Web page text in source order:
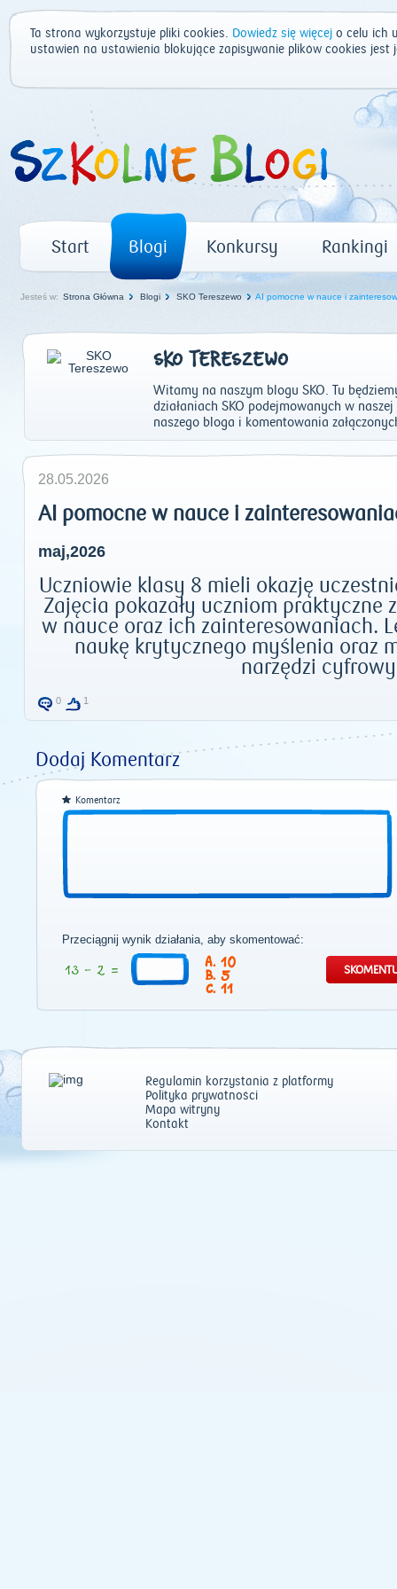
Ta strona wykorzystuje pliki cookies. Dowiedz się więcej o celu ich
ustawień na ustawienia blokujące zapisywanie plików cookies
Start Blogi Konkursy Rankingi
Jesteś w: Strona Główna Blogi SKO Tereszewo AI pomocne w nauce i
SKO TERESZEWO
Witamy na naszym blogu SKO. Tu
działaniach SKO podejmowanych w
naszego bloga i komentowania
28.05.2026
AI pomocne w nauce i
maj,2026
Uczniowie klasy 8 mieli okazję
Zajęcia pokazały uczniom
w nauce oraz ich zainteresowaniach.
naukę krytycznego myślenia oraz
narzędzi
0 1
Dodaj Komentarz
Komentarz
Przeciągnij wynik działania, aby skomentować:
10
5
11
Regulamin korzystania z platformy
Polityka prywatności
Mapa witryny
Kontakt